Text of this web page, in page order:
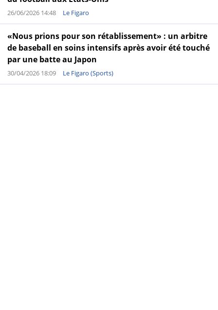
26/06/2026 14:48 Le Figaro
«Nous prions pour son rétablissement» : un arbitre
de baseball en soins intensifs après avoir été touché
par une batte au Japon
30/04/2026 18:09 Le Figaro (Sports)